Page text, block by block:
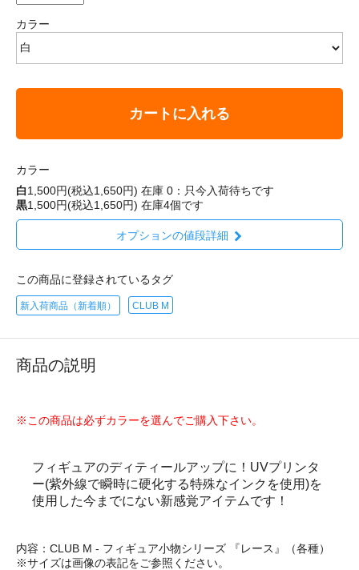
カラー
カートに入れる
カラー
白1,500円(税込1,650円) 在庫 0：只今入荷待ちです
黒1,500円(税込1,650円) 在庫4個です
オプションの値段詳細
この商品に登録されているタグ
新入荷商品（新着順） CLUB M
商品の説明
※この商品は必ずカラーを選んでご購入下さい。
フィギュアのディティールアップに！UVプリンタ
ー(紫外線で瞬時に硬化する特殊なインクを使用)を
使用した今までにない新感覚アイテムです！
内容：CLUB M - フィギュア小物シリーズ 『レース』（各種）
※サイズは画像の表記をご参照ください。